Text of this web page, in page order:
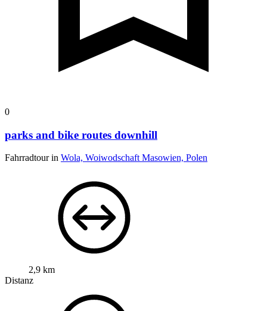
0
parks and bike routes downhill
Fahrradtour in Wola, Woiwodschaft Masowien, Polen
2,9 km
Distanz